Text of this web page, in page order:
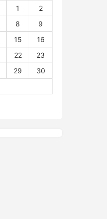
1
2
8
9
15
16
22
23
29
30